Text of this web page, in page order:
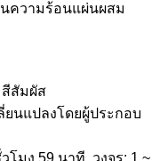
ความร้อนแผ่นผสม
สีสัมผัส
ยนแปลงโดยผู้ประกอบ
โมง 59 นาที, วงจร: 1 ~